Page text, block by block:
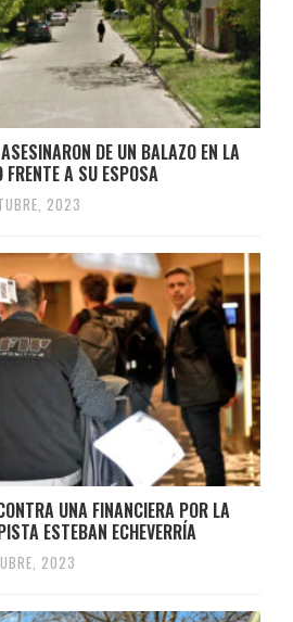
DE UN BALAZO EN LA
A SU ESPOSA
2023
UNA FINANCIERA POR LA
ESTEBAN ECHEVERRÍA
2023